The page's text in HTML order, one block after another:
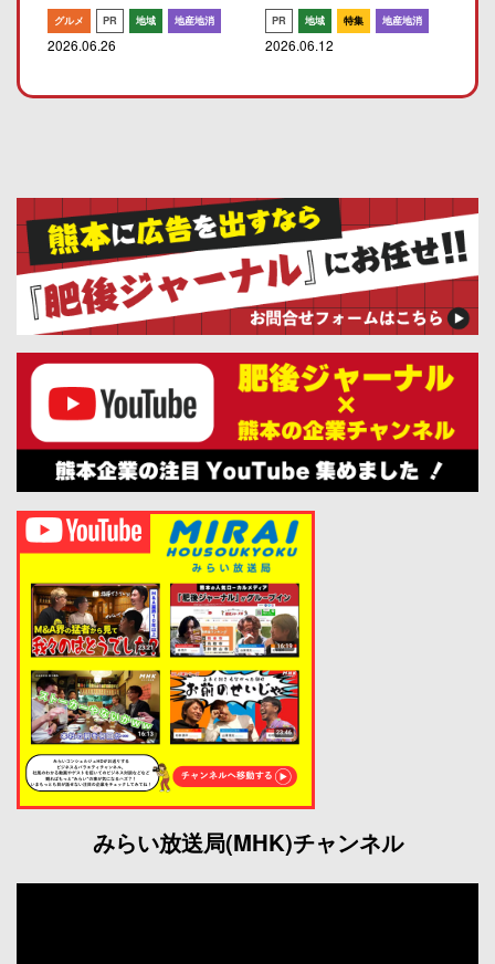
グルメ PR 地域 地産地消
2026.06.26
PR 地域 特集 地産地消
2026.06.12
みらい放送局(MHK)チャンネル